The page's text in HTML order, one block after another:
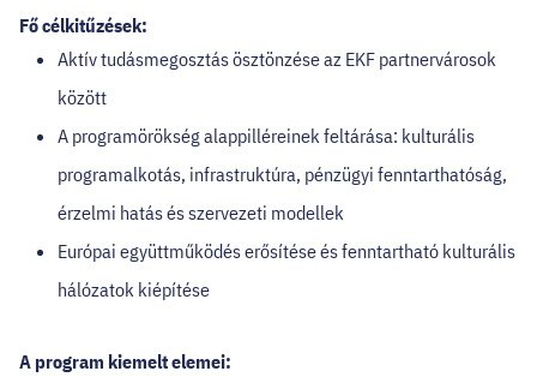
Fő célkitűzések:
Aktív tudásmegosztás ösztönzése az EKF partnervárosok
között
A programörökség alappilléreinek feltárása: kulturális
programalkotás, infrastruktúra, pénzügyi fenntarthatóság,
érzelmi hatás és szervezeti modellek
Európai együttműködés erősítése és fenntartható kulturális
hálózatok kiépítése
A program kiemelt elemei: